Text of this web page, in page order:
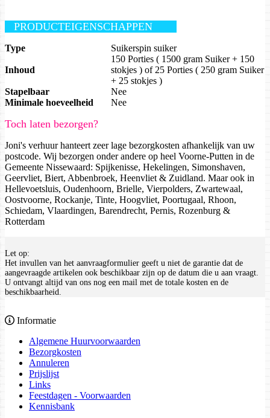
PRODUCTEIGENSCHAPPEN
Type Suikerspin suiker
Inhoud
150 Porties ( 1500 gram Suiker + 150
stokjes ) of 25 Porties ( 250 gram Suiker
+ 25 stokjes )
Stapelbaar
Nee
Minimale hoeveelheid
Nee
Toch laten bezorgen?
Joni's verhuur hanteert zeer lage bezorgkosten afhankelijk van uw
postcode. Wij bezorgen onder andere op heel Voorne-Putten in de
Gemeente Nissewaard: Spijkenisse, Hekelingen, Simonshaven,
Geervliet, Biert, Abbenbroek, Heenvliet & Zuidland. Maar ook in
Hellevoetsluis, Oudenhoorn, Brielle, Vierpolders, Zwartewaal,
Oostvoorne, Rockanje, Tinte, Hoogvliet, Poortugaal, Rhoon,
Schiedam, Vlaardingen, Barendrecht, Pernis, Rozenburg &
Rotterdam
Let op:
Het invullen van het aanvraagformulier geeft u niet de garantie dat de
aangevraagde artikelen ook beschikbaar zijn op de datum die u aan vraagt.
U ontvangt altijd van ons nog een mail met de totale kosten en de
beschikbaarheid.
Informatie
Algemene Huurvoorwaarden
Bezorgkosten
Annuleren
Prijslijst
Links
Feestdagen - Voorwaarden
Kennisbank